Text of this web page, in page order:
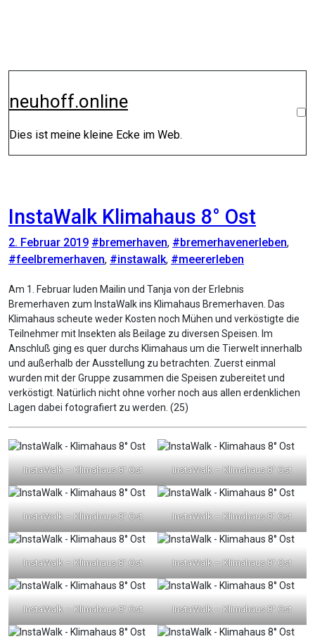
neuhoff.online
Dies ist meine kleine Ecke im Web.
InstaWalk Klimahaus 8° Ost
2. Februar 2019 #bremerhaven, #bremerhavenerleben,
#feelbremerhaven, #instawalk, #meererleben
Am 1. Februar luden Mailin und Tanja von der Erlebnis
Bremerhaven zum InstaWalk ins Klimahaus Bremerhaven. Das
Klimahaus scheute weder Kosten noch Mühen und verköstigte die
Teilnehmer mit Insekten als Beilage zu diversen Speisen. Im
Anschluß ging es quer durchs Klimahaus um die Tierwelt innerhalb
und außerhalb der Ausstellung zu betrachten. Zuerst einmal
wurden mit der Gruppe zusammen die Speisen zubereitet und
verköstigt. Natürlich nicht ohne vorher noch aus allen erdenklichen
Lagen dabei fotografiert zu werden. (25)
InstaWalk – Klimahaus 8° Ost InstaWalk – Klimahaus 8° Ost
InstaWalk – Klimahaus 8° Ost InstaWalk – Klimahaus 8° Ost
InstaWalk – Klimahaus 8° Ost InstaWalk – Klimahaus 8° Ost
InstaWalk – Klimahaus 8° Ost InstaWalk – Klimahaus 8° Ost